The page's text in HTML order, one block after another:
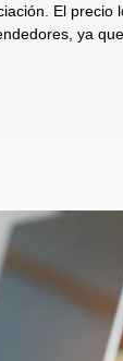
El precio
ya